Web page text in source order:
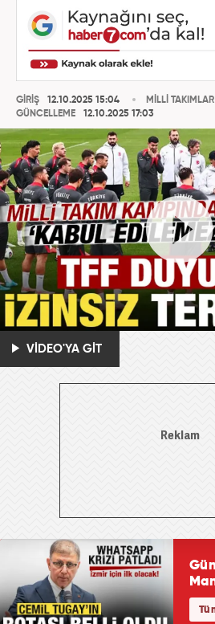
GİRİŞ
12.10.2025 15:04
GÜNCELLEME
12.10.2025 17:03
MİLLİ TAKIMLAR
VİDEO'YA GİT